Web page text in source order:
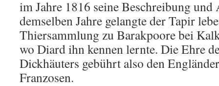
im Jahre 1816 seine Beschreibung
demselben Jahre gelangte der Tapir
Thiersammlung zu Barakpoore bei
wo Diard ihn kennen lernte. Die Ehre
Dickhäuters gebührt also den
Franzosen.